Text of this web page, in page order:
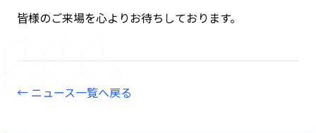
せ
皆様のご来場を心よりお待ちしております。
← ニュース一覧へ戻る